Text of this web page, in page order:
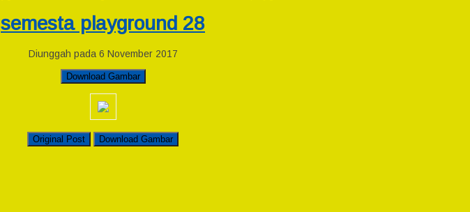
semesta playground 28
Diunggah pada 6 November 2017
Download Gambar
Original Post Download Gambar